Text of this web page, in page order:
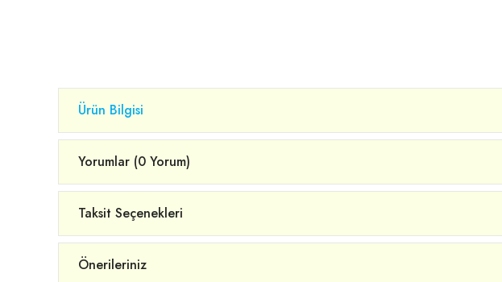
Ürün Bilgisi
Yorumlar (0 Yorum)
Taksit Seçenekleri
Önerileriniz